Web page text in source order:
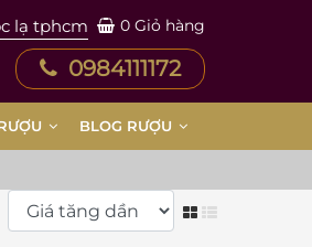
lạ tphcm 0 Giỏ hàng
0984111172
BLOG RƯỢU